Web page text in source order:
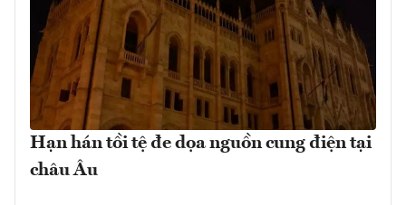
Hạn hán tồi tệ đe dọa nguồn cung điện tại
châu Âu